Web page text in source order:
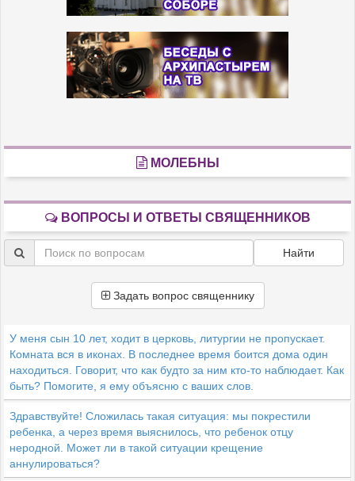
МОЛЕБНЫ
ВОПРОСЫ И ОТВЕТЫ СВЯЩЕННИКОВ
Найти
Задать вопрос священнику
У меня сын 10 лет, ходит в церковь, литургии не пропускает.
Комната вся в иконах. В последнее время боится дома один
находиться. Говорит, что как будто за ним кто-то наблюдает. Как
быть? Помогите, я ему объясню с ваших слов.
Здравствуйте! Сложилась такая ситуация: мы покрестили
ребенка, а через время выяснилось, что ребенок отцу
неродной. Может ли в такой ситуации крещение
аннулироваться?